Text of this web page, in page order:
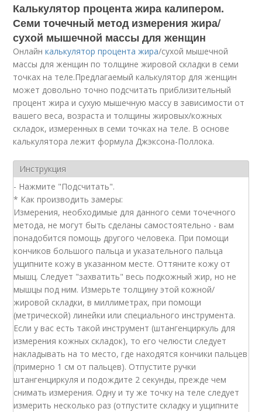
Калькулятор процента жира калипером.
Семи точечный метод измерения жира/
сухой мышечной массы для женщин
Онлайнкалькулятор процента жира/сухой мышечной
массы для женщин по толщине жировой складки в семи
точках на теле.Предлагаемый калькулятор для женщин
может довольно точно подсчитать приблизительный
процент жира и сухую мышечную массу в зависимости от
вашего веса, возраста и толщины жировых/кожных
складок, измеренных в семи точках на теле. В основе
калькулятора лежит формула Джэксона-Поллока.
Инструкция
- Заполните поля.
- Нажмите "Подсчитать".
* Как производить замеры:
Измерения, необходимые для данного семи точечного
метода, не могут быть сделаны самостоятельно - вам
понадобится помощь другого человека. При помощи
кончиков большого пальца и указательного пальца
ущипните кожу в указанном месте. Оттяните кожу от
мышц. Следует "захватить" весь подкожный жир, но не
мышцы под ним. Измерьте толщину этой кожной/
жировой складки, в миллиметрах, при помощи
(метрической) линейки или специального инструмента.
Если у вас есть такой инструмент (штангенциркуль для
измерения кожных складок), то его челюсти следует
накладывать на то место, где находятся кончики пальцев
(примерно 1 см от пальцев). Отпустите ручки
штангенциркуля и подождите 2 секунды, прежде чем
снимать измерения. Одну и ту же точку на теле следует
измерить несколько раз (отпустите складку и ущипните